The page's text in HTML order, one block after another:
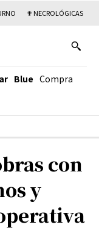
✟ NECROLÓGICAS
Blue Compra
con
y